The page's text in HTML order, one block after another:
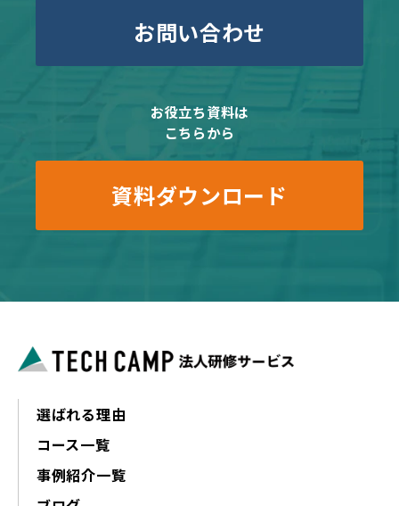
お問い合わせ
お役立ち資料は
こちらから
資料ダウンロード
選ばれる理由
コース一覧
事例紹介一覧